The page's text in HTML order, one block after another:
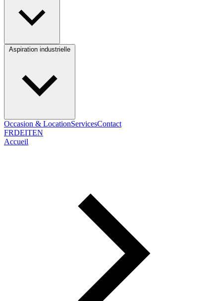
Occasion & LocationServicesContact
FRDEITEN
Accueil